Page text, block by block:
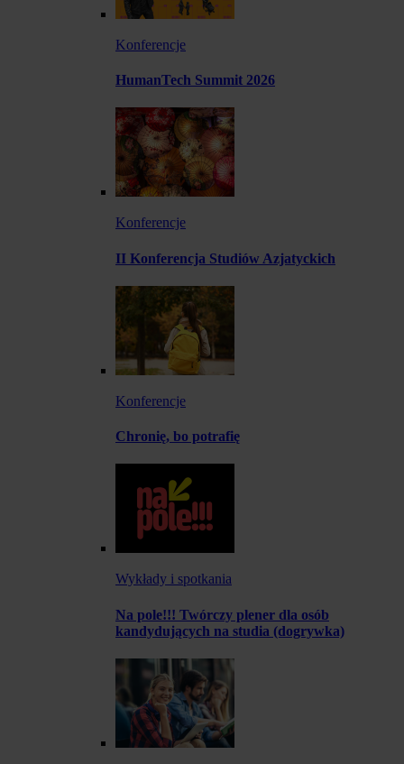
Konferencje
HumanTech Summit 2026
Konferencje
II Konferencja Studiów Azjatyckich
Konferencje
Chronię, bo potrafię
Wykłady i spotkania
Na pole!!! Twórczy plener dla osób
kandydujących na studia (dogrywka)